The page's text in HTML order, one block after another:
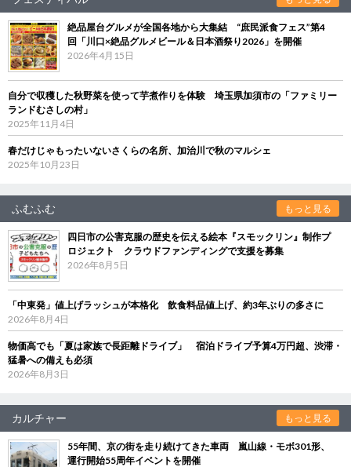
絶品屋台グルメが全国各地から大集結 “庶民派食フェス”第4
回「川口×絶品グルメビール＆日本酒祭り2026」を開催
2026年4月15日
自分で収穫した秋野菜を使って芋煮作りを体験 埼玉県加須市の「ファミリー
ランドむさしの村」
2025年11月4日
春だけじゃもったいないさくらの名所、加治川で秋のマルシェ
2025年10月23日
ふむふむ もっと見る
四日市の公害克服の歴史を伝える絵本『スモックリン』制作プ
ロジェクト クラウドファンディングで支援を募集
2026年8月5日
「中東発」値上げラッシュが本格化 飲食料品値上げ、約3年ぶりの多さに
2026年8月4日
物価高でも「夏は家族で長距離ドライブ」 宿泊ドライブ予算4万円超、渋滞・
猛暑への備えも必須
2026年8月3日
カルチャー もっと見る
55年間、京の街を走り続けてきた車両 嵐山線・モボ301形、
運行開始55周年イベントを開催